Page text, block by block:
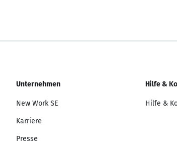
Unternehmen
New Work SE
Karriere
Presse
Hilfe &
Hilfe &